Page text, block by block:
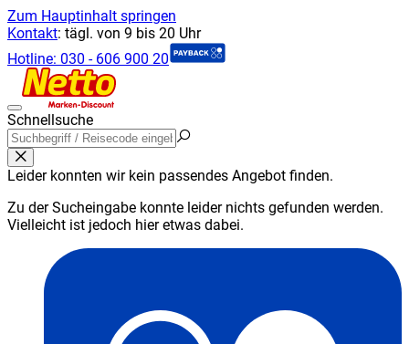
Zum Hauptinhalt springen
Kontakt: tägl. von 9 bis 20 Uhr
Hotline: 030 - 606 900 20
Schnellsuche
Leider konnten wir kein passendes Angebot finden.
Zu der Sucheingabe konnte leider nichts gefunden werden.
Vielleicht ist jedoch hier etwas dabei.